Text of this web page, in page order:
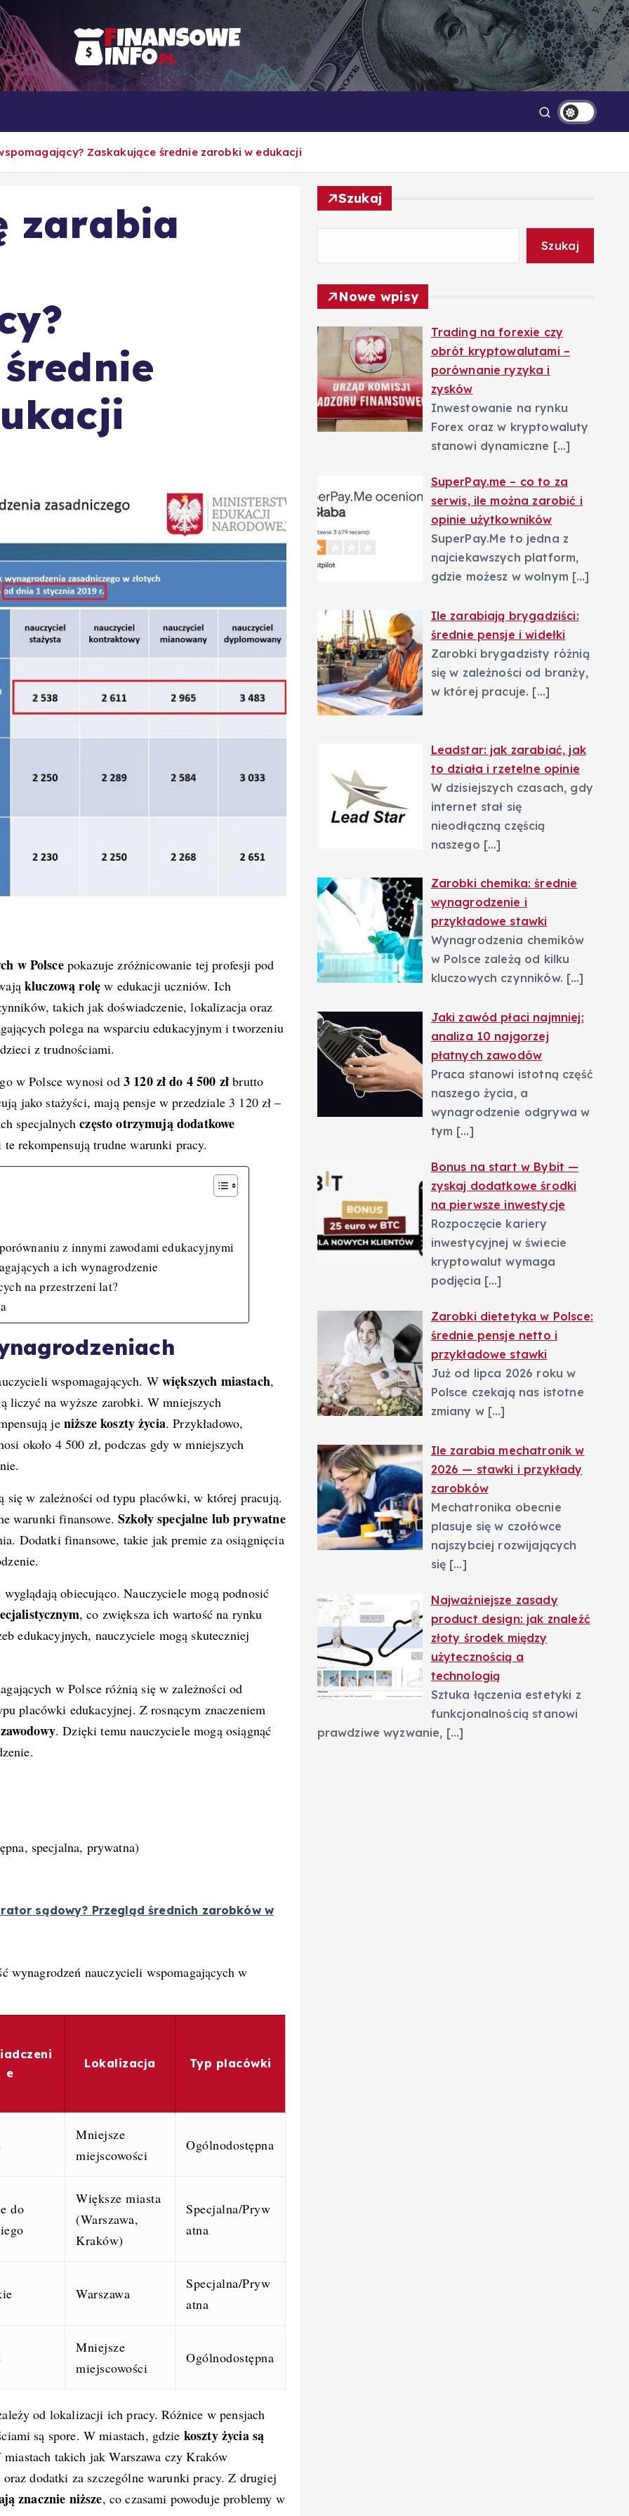
To i owo o rachunkowości, pracy, biznesie i ekonomii
Zaskakujące średnie zarobki w edukacji
zarabia
w Polscepokazuje zróżnicowanie tej profesji pod
kluczową rolę w edukacji uczniów. Ich
takich jak doświadczenie, lokalizacja oraz
polega na wsparciu edukacyjnym i tworzeniu
z trudnościami.
w Polsce wynosi od 3 120 zł do 4 500 zł brutto
jako stażyści, mają pensje w przedziale 3 120 zł –
specjalnychczęsto otrzymują dodatkowe
rekompensują trudne warunki pracy.
z innymi zawodami edukacyjnymi
a ich wynagrodzenie
na przestrzeni lat?
wspomagających. W większych miastach,
liczyć na wyższe zarobki. W mniejszych
je niższe koszty życia. Przykładowo,
około 4 500 zł, podczas gdy w mniejszych
się w zależności od typu placówki, w której pracują.
warunki finansowe.Szkoły specjalne lub prywatne
Dodatki finansowe, takie jak premie za osiągnięcia
obiecująco. Nauczyciele mogą podnosić
, co zwiększa ich wartość na rynku
edukacyjnych, nauczyciele mogą skuteczniej
w Polsce różnią się w zależności od
placówki edukacyjnej. Z rosnącym znaczeniem
. Dzięki temu nauczyciele mogą osiągnąć
specjalna, prywatna)
sądowy? Przegląd średnich zarobków w
wynagrodzeń nauczycieli wspomagających w
e
Lokalizacja Typ placówki
Mniejsze
miejscowości
Ogólnodostępna
do
Większe miasta
(Warszawa,
Kraków)
Specjalna/Pryw
atna
Warszawa
Specjalna/Pryw
atna
Mniejsze
miejscowości
Ogólnodostępna
od lokalizacji ich pracy. Różnice w pensjach
są spore. W miastach, gdzie koszty życia są
takich jak Warszawa czy Kraków
dodatki za szczególne warunki pracy. Z drugiej
znacznie niższe, co czasami powoduje problemy w
Szukaj
Szukaj
Nowe wpisy
Trading na forexie czy
obrót kryptowalutami –
porównanie ryzyka i
zysków
Inwestowanie na rynku
Forex oraz w kryptowaluty
stanowi dynamiczne […]
SuperPay.me – co to za
serwis, ile można zarobić i
opinie użytkowników
SuperPay.Me to jedna z
najciekawszych platform,
gdzie możesz w wolnym […]
Ile zarabiają brygadziści:
średnie pensje i widełki
Zarobki brygadzisty różnią
się w zależności od branży,
w której pracuje. […]
Leadstar: jak zarabiać, jak
to działa i rzetelne opinie
W dzisiejszych czasach, gdy
internet stał się
nieodłączną częścią
naszego […]
Zarobki chemika: średnie
wynagrodzenie i
przykładowe stawki
Wynagrodzenia chemików
w Polsce zależą od kilku
kluczowych czynników. […]
Jaki zawód płaci najmniej:
analiza 10 najgorzej
płatnych zawodów
Praca stanowi istotną część
naszego życia, a
wynagrodzenie odgrywa w
tym […]
Bonus na start w Bybit —
zyskaj dodatkowe środki
na pierwsze inwestycje
Rozpoczęcie kariery
inwestycyjnej w świecie
kryptowalut wymaga
podjęcia […]
Zarobki dietetyka w Polsce:
średnie pensje netto i
przykładowe stawki
Już od lipca 2026 roku w
Polsce czekają nas istotne
zmiany w […]
Ile zarabia mechatronik w
2026 — stawki i przykłady
zarobków
Mechatronika obecnie
plasuje się w czołówce
najszybciej rozwijających
się […]
Najważniejsze zasady
product design: jak znaleźć
złoty środek między
użytecznością a
technologią
Sztuka łączenia estetyki z
funkcjonalnością stanowi
prawdziwe wyzwanie, […]